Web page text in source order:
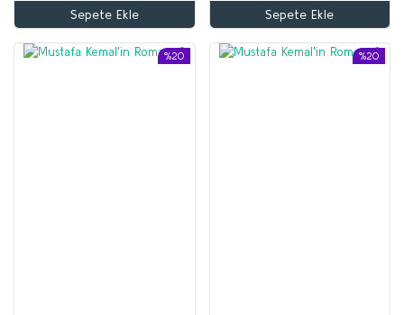
Sepete Ekle Sepete Ekle
%20 %20